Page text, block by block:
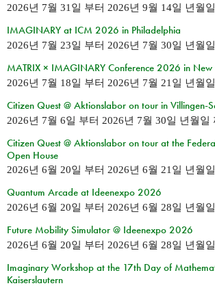
2026년 7월 31일 부터 2026년 9월 14일 년월일
IMAGINARY at ICM 2026 in Philadelphia
2026년 7월 23일 부터 2026년 7월 30일 년월일
MATRIX × IMAGINARY Conference 2026 in New
2026년 7월 18일 부터 2026년 7월 21일 년월일
Citizen Quest @ Aktionslabor on tour in Villingen-
2026년 7월 6일 부터 2026년 7월 30일 년월일
Citizen Quest @ Aktionslabor on tour at the
Open House
2026년 6월 20일 부터 2026년 6월 21일 년월일
Quantum Arcade at Ideenexpo 2026
2026년 6월 20일 부터 2026년 6월 28일 년월일
Future Mobility Simulator @ Ideenexpo 2026
2026년 6월 20일 부터 2026년 6월 28일 년월일
Imaginary Workshop at the 17th Day of
Kaiserslautern